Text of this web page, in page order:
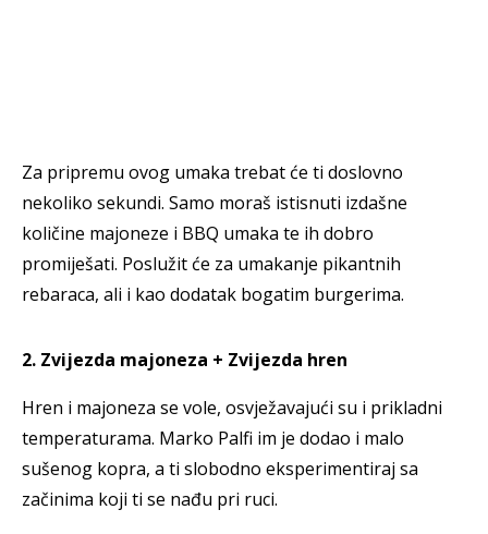
Za pripremu ovog umaka trebat će ti doslovno
nekoliko sekundi. Samo moraš istisnuti izdašne
količine majoneze i BBQ umaka te ih dobro
promiješati. Poslužit će za umakanje pikantnih
rebaraca, ali i kao dodatak bogatim burgerima.
2. Zvijezda majoneza + Zvijezda hren
Hren i majoneza se vole, osvježavajući su i prikladni
temperaturama. Marko Palfi im je dodao i malo
sušenog kopra, a ti slobodno eksperimentiraj sa
začinima koji ti se nađu pri ruci.